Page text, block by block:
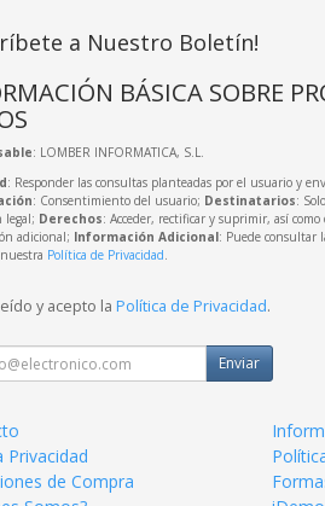
a Nuestro Boletín!
BÁSICA SOBRE
: LOMBER INFORMATICA, S.L.
: Responder las consultas planteadas por el usuario y
: Consentimiento del usuario; Destinatarios:
legal; Derechos: Acceder, rectificar y suprimir, así
adicional; Información Adicional: Puede consultar
Política de Privacidad.
y acepto la Política de Privacidad.
Enviar
Privacidad
de Compra